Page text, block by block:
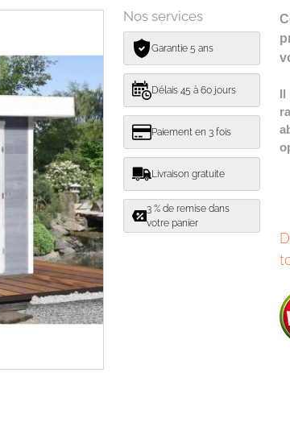
Nos services
Garantie 5 ans
Délais 45 à 60 jours
Paiement en 3 fois
Livraison gratuite
3 % de remise dans
votre panier
Il